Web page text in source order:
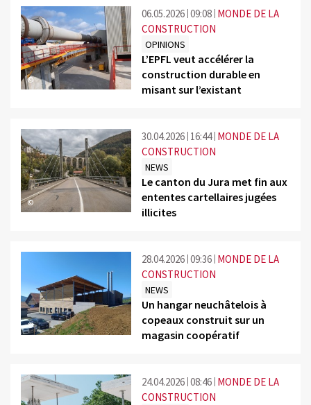
©
06.05.2026 09:08 MONDE DE LA
CONSTRUCTION
OPINIONS
L’EPFL veut accélérer la
construction durable en
misant sur l’existant
©
30.04.2026 16:44 MONDE DE LA
CONSTRUCTION
NEWS
Le canton du Jura met fin aux
ententes cartellaires jugées
illicites
©
28.04.2026 09:36 MONDE DE LA
CONSTRUCTION
NEWS
Un hangar neuchâtelois à
copeaux construit sur un
magasin coopératif
24.04.2026 08:46 MONDE DE LA
CONSTRUCTION